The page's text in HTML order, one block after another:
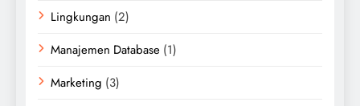
Lingkungan (2)
Manajemen Database (1)
Marketing (3)